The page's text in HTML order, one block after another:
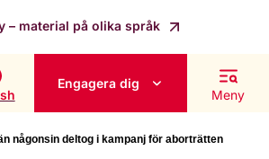
– material på olika språk
Engagera dig
Meny
någonsin deltog i kampanj för aborträtten